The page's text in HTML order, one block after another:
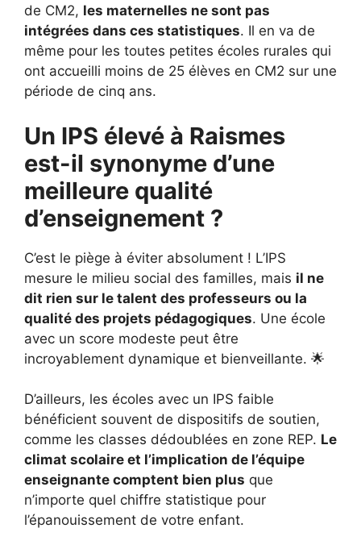
de CM2, les maternelles ne sont pas
intégrées dans ces statistiques. Il en va de
même pour les toutes petites écoles rurales qui
ont accueilli moins de 25 élèves en CM2 sur une
période de cinq ans.
Un IPS élevé à Raismes
est-il synonyme d’une
meilleure qualité
d’enseignement ?
C’est le piège à éviter absolument ! L’IPS
mesure le milieu social des familles, mais il ne
dit rien sur le talent des professeurs ou la
qualité des projets pédagogiques. Une école
avec un score modeste peut être
incroyablement dynamique et bienveillante. 🌟
D’ailleurs, les écoles avec un IPS faible
bénéficient souvent de dispositifs de soutien,
comme les classes dédoublées en zone REP. Le
climat scolaire et l’implication de l’équipe
enseignante comptent bien plus que
n’importe quel chiffre statistique pour
l’épanouissement de votre enfant.